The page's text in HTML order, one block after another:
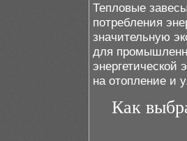
Тепловые
потребления
значительную
для
на отопление и
Как